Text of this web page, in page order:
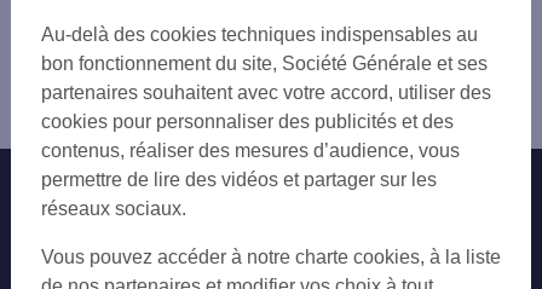
ARDRES 15 AV DE ROUVILLE
CALAIS 85 RUE MOLLIEN
DUNKERQUE 13 PL DU PALAIS DE JUSTIC
COUDEKERQUE
WATTEN
DUNKERQUE ALEX III
CALAIS 117 BD DE L EGALITE
DUNKERQUE 6 BD SAINTE BARBE
COUDEKERQUE-BRANCHE
CALAISGravelines
Distributeur/automate GRAVELINES
Nos engagements Nous contacter
Autres sites SG
Professionnels
Au-delà des cookies techniques indispensables au
bon fonctionnement du site, Société Générale et ses
partenaires souhaitent avec votre accord, utiliser des
cookies pour personnaliser des publicités et des
contenus, réaliser des mesures d’audience, vous
permettre de lire des vidéos et partager sur les
réseaux sociaux.
Vous pouvez accéder à notre charte cookies, à la liste